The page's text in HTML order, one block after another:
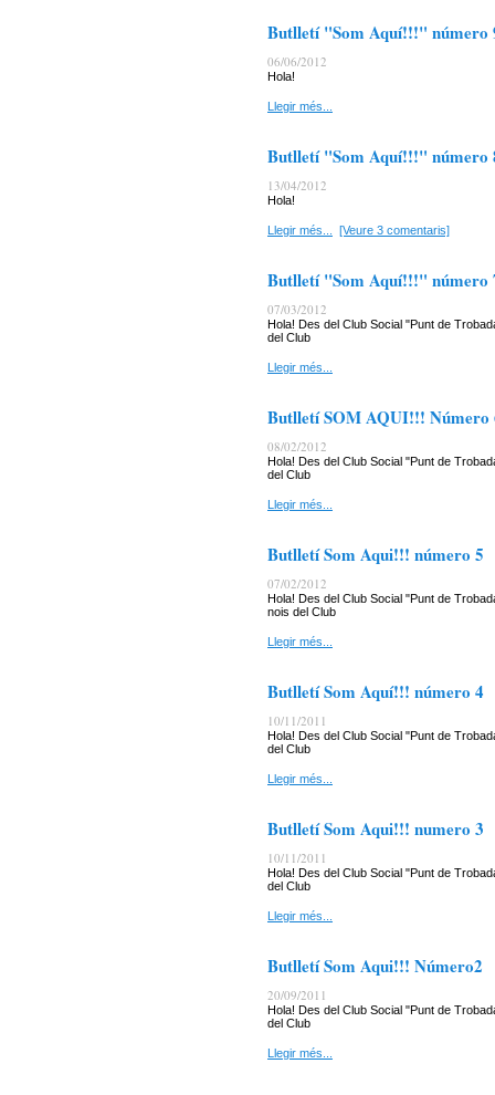
Butlletí "Som Aquí!!!" número
06/06/2012
Hola!
Llegir més...
Butlletí "Som Aquí!!!" número
13/04/2012
Hola!
Llegir més... [Veure 3 comentaris]
Butlletí "Som Aquí!!!" número
07/03/2012
Hola! Des del Club Social "Punt de
del Club
Llegir més...
Butlletí SOM AQUI!!! Número
08/02/2012
Hola! Des del Club Social "Punt de
del Club
Llegir més...
Butlletí Som Aqui!!! número 5
07/02/2012
Hola! Des del Club Social "Punt de
nois del Club
Llegir més...
Butlletí Som Aquí!!! número 4
10/11/2011
Hola! Des del Club Social "Punt de
del Club
Llegir més...
Butlletí Som Aqui!!! numero 3
10/11/2011
Hola! Des del Club Social "Punt de
del Club
Llegir més...
Butlletí Som Aqui!!! Número2
20/09/2011
Hola! Des del Club Social "Punt de
del Club
Llegir més...